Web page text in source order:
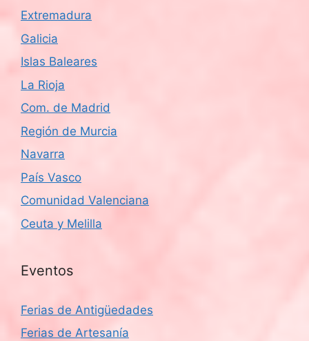
Extremadura
Galicia
Islas Baleares
La Rioja
Com. de Madrid
Región de Murcia
Navarra
País Vasco
Comunidad Valenciana
Ceuta y Melilla
Eventos
Ferias de Antigüedades
Ferias de Artesanía